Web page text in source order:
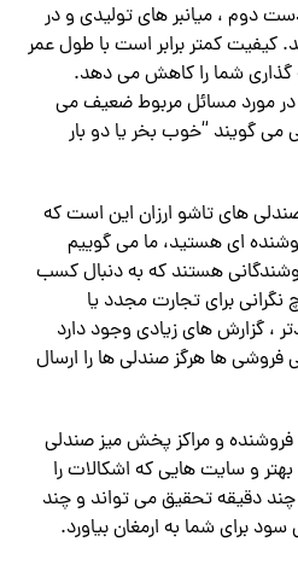
دوم ، میانبر های تولیدی و در
کیفیت کمتر برابر است با طول عمر
گذاری شما را کاهش می دهد.
در مورد مسائل مربوط ضعیف می
می گویند “خوب بخر یا دو بار
های تاشو ارزان این است که
ای هستید، ما می گوییم
هستند که به دنبال کسب
برای تجارت مجدد یا
گزارش های زیادی وجود دارد
فروشی ها هرگز صندلی ها را ارسال
فروشنده و مراکز پخش میز صندلی
و سایت هایی که اشکالات را
دقیقه تحقیق می تواند و چند
برای شما به ارمغان بیاورد.